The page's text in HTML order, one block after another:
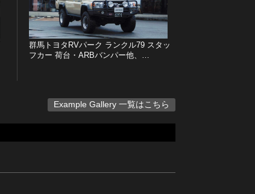
群馬トヨタRVパーク ランクル79 スタッ
フカー 荷台・ARBバンパー他、…
Example Gallery 一覧はこちら